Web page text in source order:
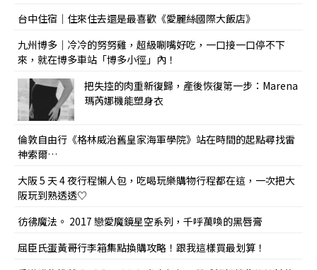
台中住宿｜住來住去還是最喜歡《愛麗絲國際大飯店》
九州博多｜冷冷的努努雞，超級唰嘴好吃，一口接一口停不下
來，就在博多車站「博多小徑」內！
把失控的肉重新復歸，產後恢復第一步：Marena
瑪芮娜機能塑身衣
倫敦自由行《格林威治舊皇家海軍學院》站在時間的起點尋找雷
神索爾…
大阪 5 天 4 夜行程懶人包，吃喝玩樂購物行程都在這，一次把大
阪玩到熟透透♡
彷彿魔法。 2017 戀愛魔鏡星空系列，千呼萬喚的黑唇膏
屈臣氏蛋黃哥行李箱集點換購攻略！跟我這樣買最划算！